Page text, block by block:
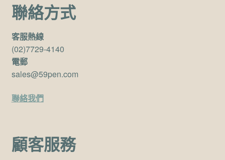
聯絡方式
客服熱線
(02)7729-4140
電郵
sales@59pen.com
聯絡我們
顧客服務